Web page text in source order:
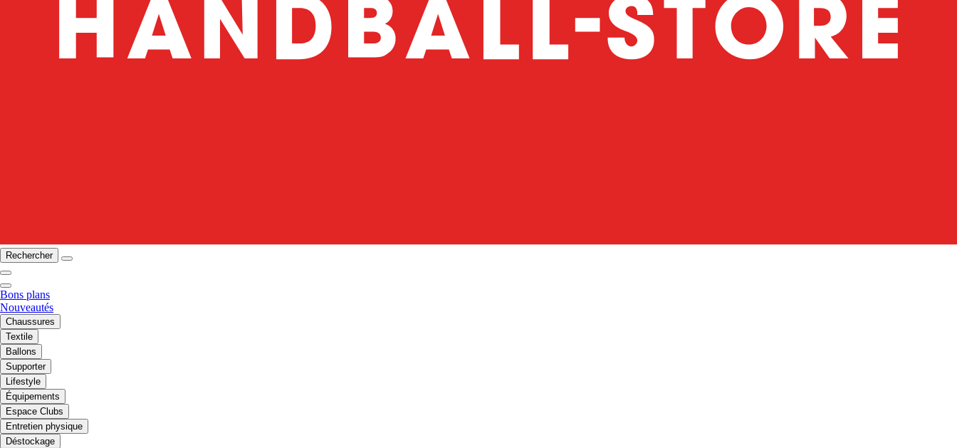
Rechercher
Bons plans
Nouveautés
Chaussures
Textile
Ballons
Supporter
Lifestyle
Équipements
Espace Clubs
Entretien physique
Déstockage